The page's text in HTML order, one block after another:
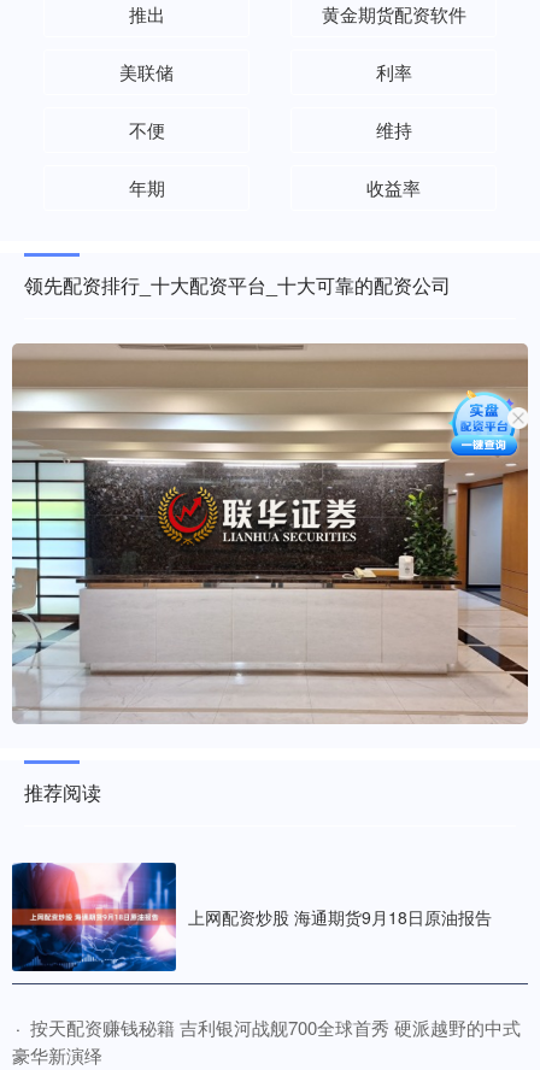
推出 黄金期货配资软件
美联储 利率
不便 维持
年期 收益率
领先配资排行_十大配资平台_十大可靠的配资公司
推荐阅读
上网配资炒股 海通期货9月18日原油报告
· ​按天配资赚钱秘籍 吉利银河战舰700全球首秀 硬派越野的中式
豪华新演绎